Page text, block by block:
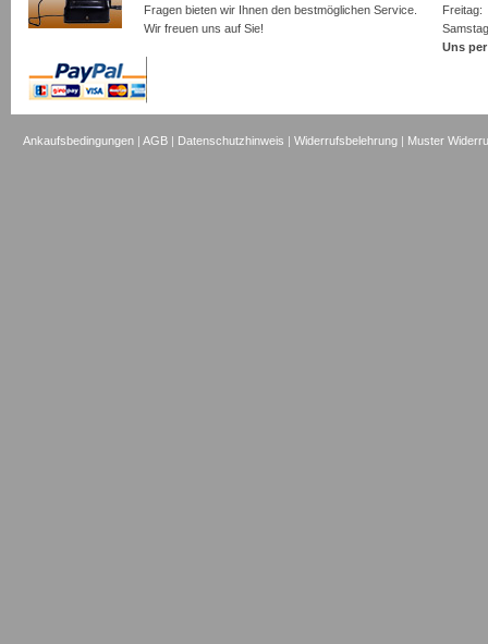
Fragen bieten wir Ihnen den bestmöglichen Service.
Wir freuen uns auf Sie!
Uns
Ankaufsbedingungen |AGB | Datenschutzhinweis |Widerrufsbelehrung | Muster